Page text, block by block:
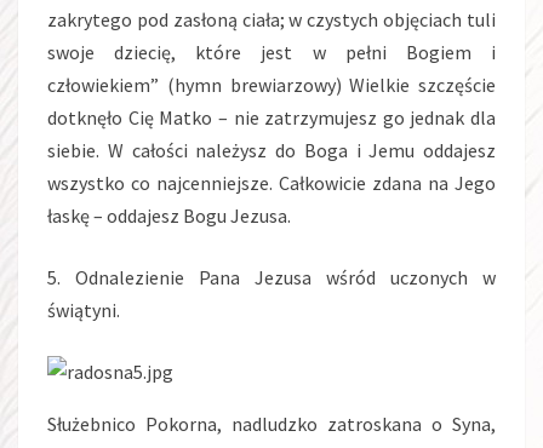
zakrytego pod zasłoną ciała; w czystych objęciach tuli
swoje dziecię, które jest w pełni Bogiem i
człowiekiem” (hymn brewiarzowy) Wielkie szczęście
dotknęło Cię Matko – nie zatrzymujesz go jednak dla
siebie. W całości należysz do Boga i Jemu oddajesz
wszystko co najcenniejsze. Całkowicie zdana na Jego
łaskę – oddajesz Bogu Jezusa.
5. Odnalezienie Pana Jezusa wśród uczonych w
świątyni.
Służebnico Pokorna, nadludzko zatroskana o Syna,